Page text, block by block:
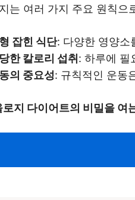
는 여러 가지 주요 원칙으
잡힌 식단: 다양한 영양소
한 칼로리 섭취: 하루에 필
의 중요성: 규칙적인 운동
로지 다이어트의 비밀을 여